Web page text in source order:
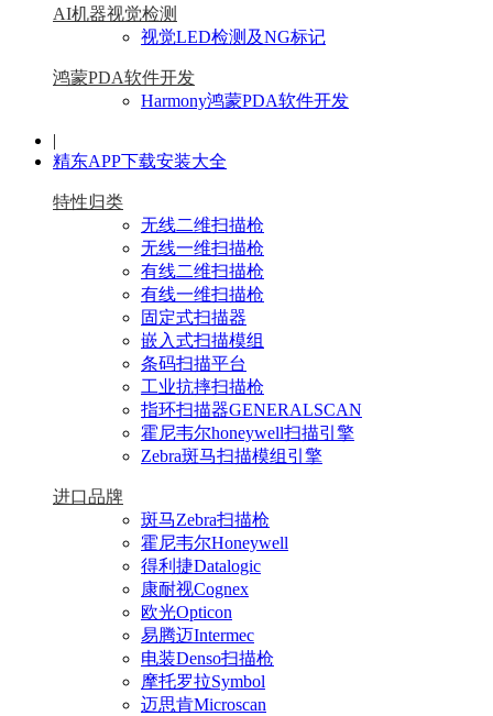
AI机器视觉检测
视觉LED检测及NG标记
鸿蒙PDA软件开发
Harmony鸿蒙PDA软件开发
|
精东APP下载安装大全
特性归类
无线二维扫描枪
无线一维扫描枪
有线二维扫描枪
有线一维扫描枪
固定式扫描器
嵌入式扫描模组
条码扫描平台
工业抗摔扫描枪
指环扫描器GENERALSCAN
霍尼韦尔honeywell扫描引擎
Zebra斑马扫描模组引擎
进口品牌
斑马Zebra扫描枪
霍尼韦尔Honeywell
得利捷Datalogic
康耐视Cognex
欧光Opticon
易腾迈Intermec
电装Denso扫描枪
摩托罗拉Symbol
迈思肯Microscan